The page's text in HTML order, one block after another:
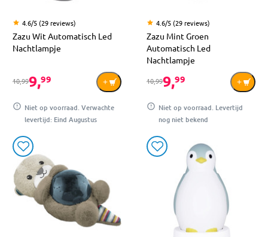
4.6/5 (29 reviews)
Zazu Wit Automatisch Led
Nachtlampje
10,999,99
Niet op voorraad. Verwachte
levertijd: Eind Augustus
4.6/5 (29 reviews)
Zazu Mint Groen
Automatisch Led
Nachtlampje
10,999,99
Niet op voorraad. Levertijd
nog niet bekend